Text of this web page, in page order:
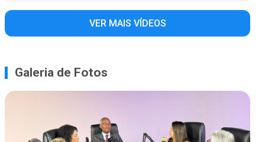
VER MAIS VÍDEOS
Galeria de Fotos